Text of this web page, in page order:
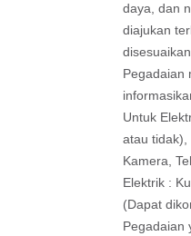
daya, dan
diajukan
Pegadaian
Untuk
atau tidak),
Kamera,
Elektrik :
(Dapat
Pegadaian